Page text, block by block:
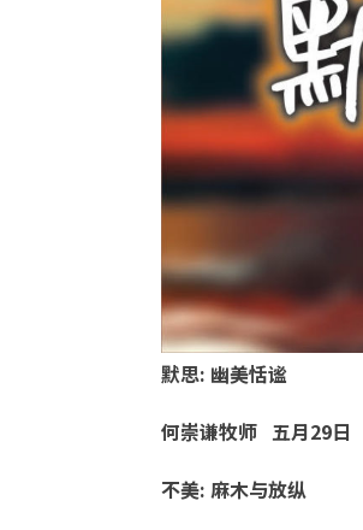
默思: 幽美恬谧
何崇谦牧师 五月29日
不美: 麻木与放纵